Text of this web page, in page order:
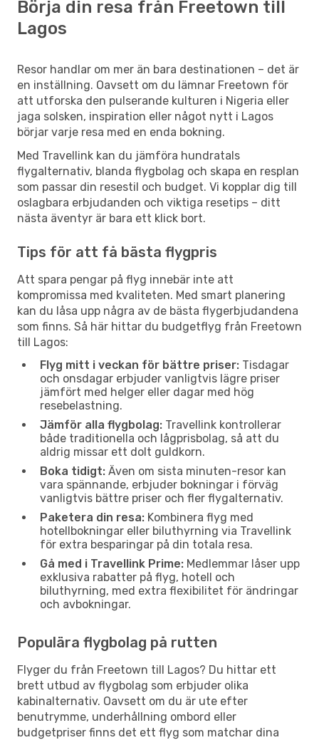
Börja din resa från Freetown till
Lagos
Resor handlar om mer än bara destinationen – det är
en inställning. Oavsett om du lämnar Freetown för
att utforska den pulserande kulturen i Nigeria eller
jaga solsken, inspiration eller något nytt i Lagos
börjar varje resa med en enda bokning.
Med Travellink kan du jämföra hundratals
flygalternativ, blanda flygbolag och skapa en resplan
som passar din resestil och budget. Vi kopplar dig till
oslagbara erbjudanden och viktiga resetips – ditt
nästa äventyr är bara ett klick bort.
Tips för att få bästa flygpris
Att spara pengar på flyg innebär inte att
kompromissa med kvaliteten. Med smart planering
kan du låsa upp några av de bästa flygerbjudandena
som finns. Så här hittar du budgetflyg från Freetown
till Lagos:
Flyg mitt i veckan för bättre priser: Tisdagar
och onsdagar erbjuder vanligtvis lägre priser
jämfört med helger eller dagar med hög
resebelastning.
Jämför alla flygbolag: Travellink kontrollerar
både traditionella och lågprisbolag, så att du
aldrig missar ett dolt guldkorn.
Boka tidigt: Även om sista minuten-resor kan
vara spännande, erbjuder bokningar i förväg
vanligtvis bättre priser och fler flygalternativ.
Paketera din resa: Kombinera flyg med
hotellbokningar eller biluthyrning via Travellink
för extra besparingar på din totala resa.
Gå med i Travellink Prime: Medlemmar låser upp
exklusiva rabatter på flyg, hotell och
biluthyrning, med extra flexibilitet för ändringar
och avbokningar.
Populära flygbolag på rutten
Flyger du från Freetown till Lagos? Du hittar ett
brett utbud av flygbolag som erbjuder olika
kabinalternativ. Oavsett om du är ute efter
benutrymme, underhållning ombord eller
budgetpriser finns det ett flyg som matchar dina